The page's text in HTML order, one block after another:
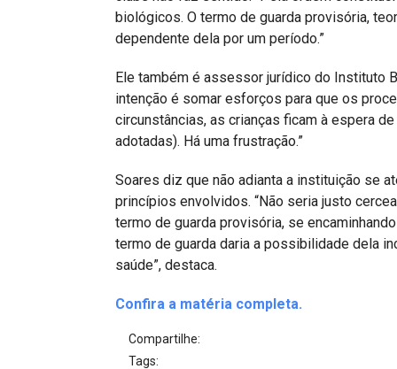
IBDFAM Educacional
biológicos. O termo de guarda provisória,
dependente dela por um período.”
Ele também é assessor jurídico do Instituto
intenção é somar esforços para que os
circunstâncias, as crianças ficam à espera
adotadas). Há uma frustração.”
Soares diz que não adianta a instituição se
princípios envolvidos. “Não seria justo
termo de guarda provisória, se
termo de guarda daria a possibilidade dela
saúde”, destaca.
Confira a matéria completa.
Compartilhe:
Tags: